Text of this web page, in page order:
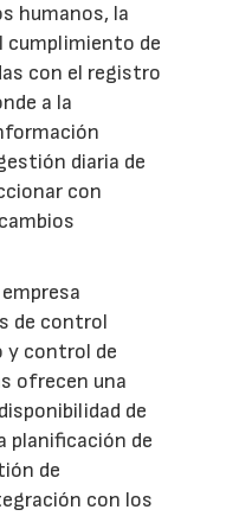
humanos, la
cumplimiento de
con el registro
a la
diaria de
con
de control
y control de
ofrecen una
de
planificación de
de
con los